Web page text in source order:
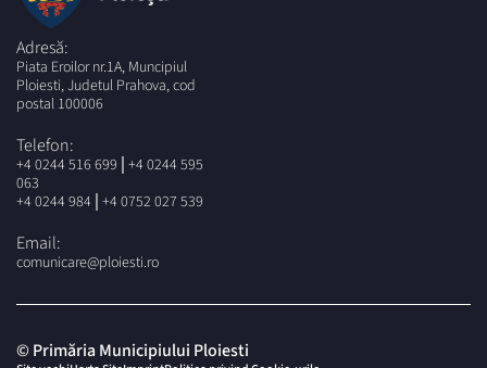
Adresă:
Piata Eroilor nr.1A, Muncipiul
Ploiesti, Judetul Prahova, cod
postal 100006
Telefon:
+4 0244 516 699 | +4 0244 595
063
+4 0244 984 | +4 0752 027 539
Email:
comunicare@ploiesti.ro
© Primăria Municipiului Ploiesti